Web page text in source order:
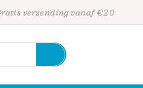
verzending vanaf €20